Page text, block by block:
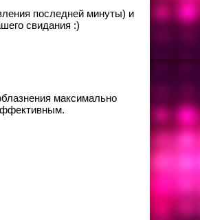
последней минуты) и
свидания :)
максимально